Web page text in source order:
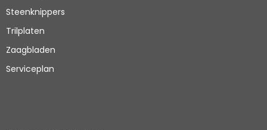
Steenknippers
Trilplaten
Zaagbladen
Serviceplan